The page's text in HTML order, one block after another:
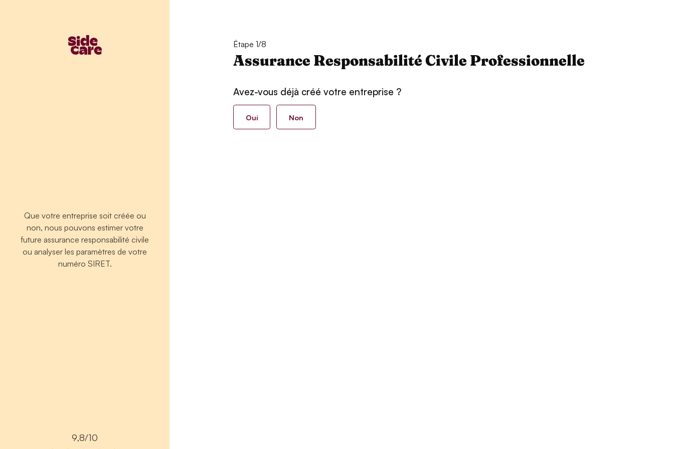
Que votre entreprise soit créée ou
non, nous pouvons estimer votre
future assurance responsabilité civile
ou analyser les paramètres de votre
numéro SIRET.
9,8/10
Étape 1/8
Assurance Responsabilité Civile Professionnelle
Avez-vous déjà créé votre entreprise ?
Oui Non